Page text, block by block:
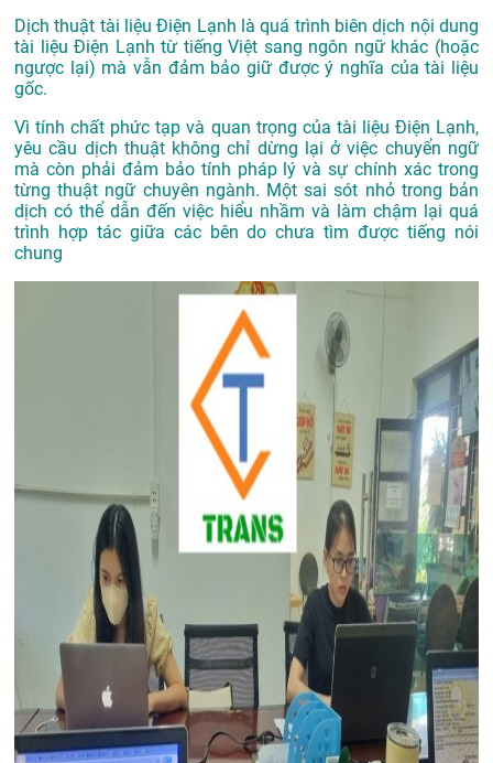
Dịch thuật tài liệu Điện Lạnh là quá trình biên dịch nội dung
tài liệu Điện Lạnh từ tiếng Việt sang ngôn ngữ khác (hoặc
ngược lại) mà vẫn đảm bảo giữ được ý nghĩa của tài liệu
gốc.
Vì tính chất phức tạp và quan trọng của tài liệu Điện Lạnh,
yêu cầu dịch thuật không chỉ dừng lại ở việc chuyển ngữ
mà còn phải đảm bảo tính pháp lý và sự chính xác trong
từng thuật ngữ chuyên ngành. Một sai sót nhỏ trong bản
dịch có thể dẫn đến việc hiểu nhầm và làm chậm lại quá
trình hợp tác giữa các bên do chưa tìm được tiếng nói
chung